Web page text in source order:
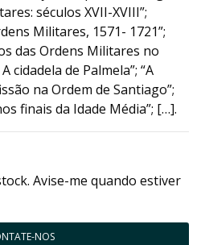
séculos XVII-XVIII”;
Militares, 1571- 1721”;
das Ordens Militares no
cidadela de Palmela”; “A
na Ordem de Santiago”;
finais da Idade Média”; […].
Avise-me quando estiver
NOS